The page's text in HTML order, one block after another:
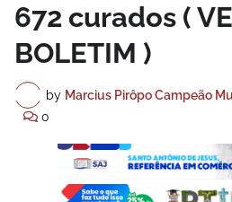
672 curados (
BOLETIM )
by Marcius Pirôpo Campeão
0